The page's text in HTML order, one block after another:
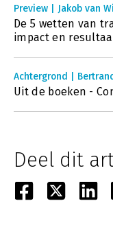
Preview | Jakob van
De 5 wetten van
impact en
Achtergrond |
Uit de boeken -
Deel dit